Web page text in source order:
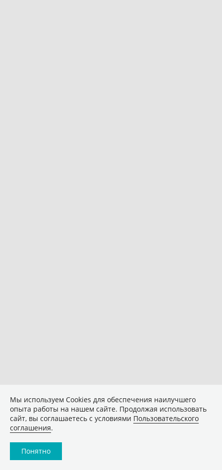
Мы используем Сookies для обеспечения наилучшего
опыта работы на нашем сайте. Продолжая использовать
сайт, вы соглашаетесь с условиями Пользовательского
соглашения.
Понятно